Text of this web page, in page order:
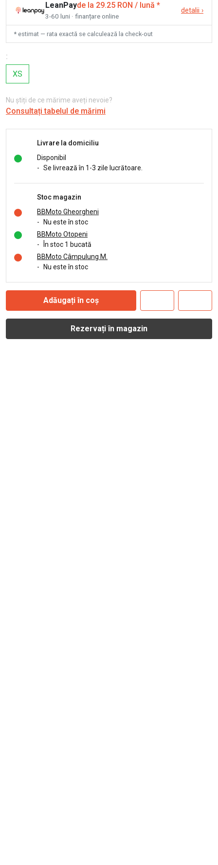
LeanPayde la 29.25 RON / lună *
3-60 luni · finanțare online
detalii ›
* estimat — rata exactă se calculează la check-out
:
XS
Nu știți de ce mărime aveți nevoie?
Consultați tabelul de mărimi
Livrare la domiciliu
Disponibil
- Se livrează în 1-3 zile lucrătoare.
Stoc magazin
BBMoto Gheorgheni
-
Nu este în stoc
BBMoto Otopeni
-
În stoc 1 bucată
BBMoto Câmpulung M.
-
Nu este în stoc
Adăugați în coș
Rezervați în magazin